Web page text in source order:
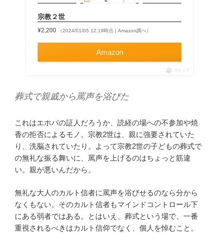
宗教２世
¥2,200 （2024/01/05 12:19時点 | Amazon調べ）
Amazon
ポチップ
葬式で親戚から罵声を浴びた
これはエホバの証人だろうか、読経の場への不参加や焼
香の拒否によるモノ。宗教2世は、親に強要されていた
り、洗脳されていたり。よって宗教2世の子どもの葬式で
の無礼な振る舞いに、罵声を上げるのはちょっと筋違
い。親が悪いんだから。
無礼な大人のカルト信者に罵声を浴びせるのなら分から
なくもない。そのカルト信者もマインドコントロール下
にある弱者ではある。とはいえ、葬式という場で、一番
重視されるべきはカルト信仰でなく、個人を悼むこと。